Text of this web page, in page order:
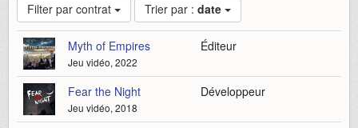
Filter par contrat Trier par : date
Myth of Empires
Jeu vidéo, 2022
Éditeur
Fear the Night
Jeu vidéo, 2018
Développeur